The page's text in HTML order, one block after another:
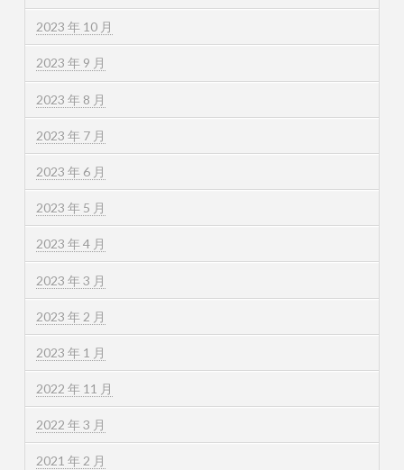
2023 年 10 月
2023 年 9 月
2023 年 8 月
2023 年 7 月
2023 年 6 月
2023 年 5 月
2023 年 4 月
2023 年 3 月
2023 年 2 月
2023 年 1 月
2022 年 11 月
2022 年 3 月
2021 年 2 月